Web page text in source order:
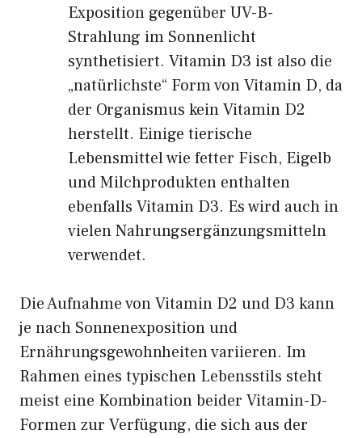
Exposition gegenüber UV-B-
Strahlung im Sonnenlicht
synthetisiert. Vitamin D3 ist also die
„natürlichste“ Form von Vitamin D, da
der Organismus kein Vitamin D2
herstellt. Einige tierische
Lebensmittel wie fetter Fisch, Eigelb
und Milchprodukten enthalten
ebenfalls Vitamin D3. Es wird auch in
vielen Nahrungsergänzungsmitteln
verwendet.
Die Aufnahme von Vitamin D2 und D3 kann
je nach Sonnenexposition und
Ernährungsgewohnheiten variieren. Im
Rahmen eines typischen Lebensstils steht
meist eine Kombination beider Vitamin-D-
Formen zur Verfügung, die sich aus der